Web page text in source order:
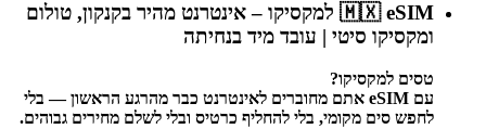
🇲🇽 eSIM למקסיקו – אינטרנט מהיר בקנקון, טולום
ומקסיקו סיטי | עובד מיד בנחיתה
טסים למקסיקו?
עם eSIM אתם מחוברים לאינטרנט כבר מהרגע הראשון — בלי
לחפש סים מקומי, בלי להחליף כרטיס ובלי לשלם מחירים גבוהים.